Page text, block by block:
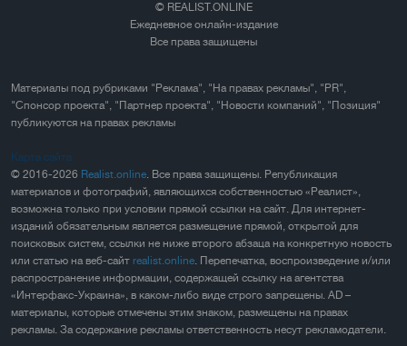
© REALIST.ONLINE
Ежедневное онлайн-издание
Все права защищены
Материалы под рубриками "Реклама", "На правах рекламы", "PR",
"Спонсор проекта", "Партнер проекта", "Новости компаний", "Позиция"
публикуются на правах рекламы
Карта сайта
© 2016-2026 Realist.online. Все права защищены. Републикация
материалов и фотографий, являющихся собственностью «Реалист»,
возможна только при условии прямой ссылки на сайт. Для интернет-
изданий обязательным является размещение прямой, открытой для
поисковых систем, ссылки не ниже второго абзаца на конкретную новость
или статью на веб-сайт realist.online. Перепечатка, воспроизведение и/или
распространение информации, содержащей ссылку на агентства
«Интерфакс-Украина», в каком-либо виде строго запрещены. AD –
материалы, которые отмечены этим знаком, размещены на правах
рекламы. За содержание рекламы ответственность несут рекламодатели.